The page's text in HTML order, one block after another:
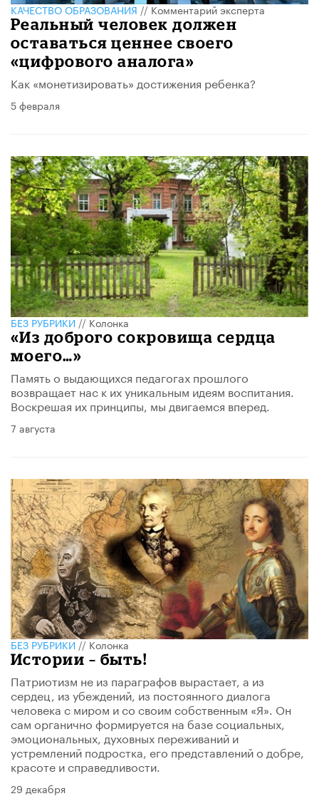
КАЧЕСТВО ОБРАЗОВАНИЯ//Комментарий эксперта
Реальный человек должен
оставаться ценнее своего
«цифрового аналога»
Как «монетизировать» достижения ребенка?
5 февраля
БЕЗ РУБРИКИ//Колонка
«Из доброго сокровища сердца
моего…»
Память о выдающихся педагогах прошлого
возвращает нас к их уникальным идеям воспитания.
Воскрешая их принципы, мы двигаемся вперед.
7 августа
БЕЗ РУБРИКИ//Колонка
Истории – быть!
Патриотизм не из параграфов вырастает, а из
сердец, из убеждений, из постоянного диалога
человека с миром и со своим собственным «Я». Он
сам органично формируется на базе социальных,
эмоциональных, духовных переживаний и
устремлений подростка, его представлений о добре,
красоте и справедливости.
29 декабря